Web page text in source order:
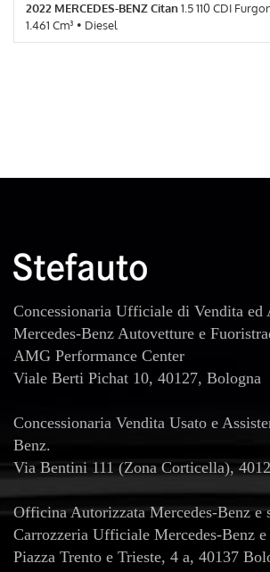
2022 MERCEDES-BENZ Citan1.5 110 CDI
1.461 Cm³ • Diesel
Windowbag
Concessionaria Ufficiale di Vendita ed
Mercedes-Benz Autovetture e
AMG Performance Center
Viale Berti Pichat 10, 40127, Bologna
Concessionaria Vendita Usato e
Benz.
Via Bentini 111 (Zona Corticella),
Officina Autorizzata Mercedes-Benz e
Carrozzeria Ufficiale Mercedes-Benz e
Piazza Trento e Trieste, 4 a, 40137